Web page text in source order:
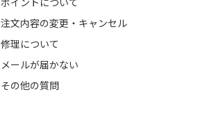
注文内容の変更・キャンセル
修理について
メールが届かない
その他の質問